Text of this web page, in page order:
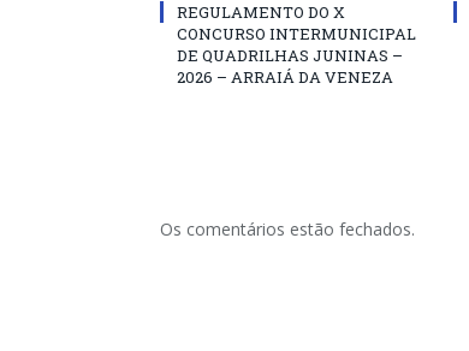
REGULAMENTO DO X
CONCURSO INTERMUNICIPAL
DE QUADRILHAS JUNINAS –
2026 – ARRAIÁ DA VENEZA
Os comentários estão fechados.